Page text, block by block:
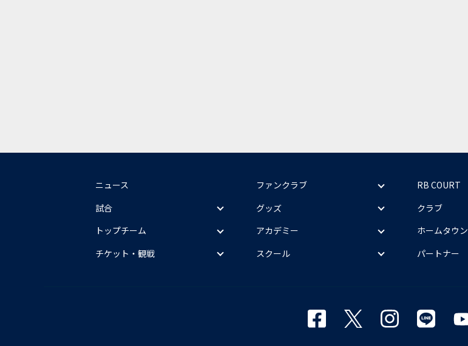
ニュース
試合
トップチーム
チケット・観戦
ファンクラブ
グッズ
アカデミー
スクール
RB COURT
クラブ
ホームタウン
パートナー